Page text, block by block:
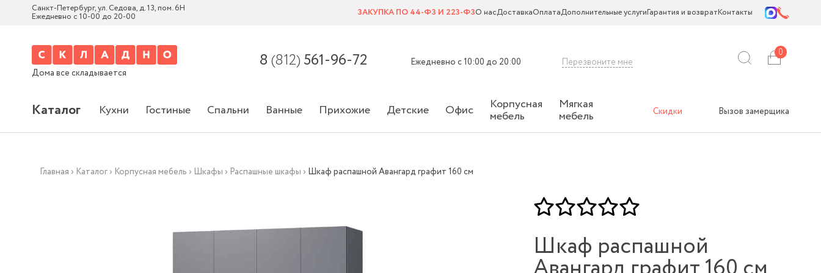
Санкт-Петербург, ул. Седова, д. 13, пом. 6Н
Ежедневно с 10-00 до 20-00 ЗАКУПКА ПО 44-ФЗ И 223-ФЗО насДоставкаОплатаДополнительные услугиГарантия и возвратКонтакты
Дома все складывается
8 (812) 561-96-72 Ежедневно с 10:00 до 20:00 Перезвоните мне
0
Каталог Кухни Гостиные Спальни Ванные Прихожие Детские Офис Корпусная
мебель
Мягкая
мебель Скидки Вызов замерщика
Главная › Каталог › Корпусная мебель › Шкафы › Распашные шкафы › Шкаф распашной Авангард графит 160 см
Шкаф распашной